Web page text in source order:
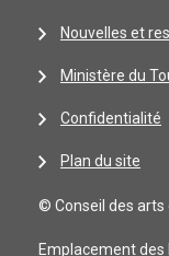
Nouvelles et
Ministère du
Confidentialité
Plan du site
© Conseil des arts
Emplacement des